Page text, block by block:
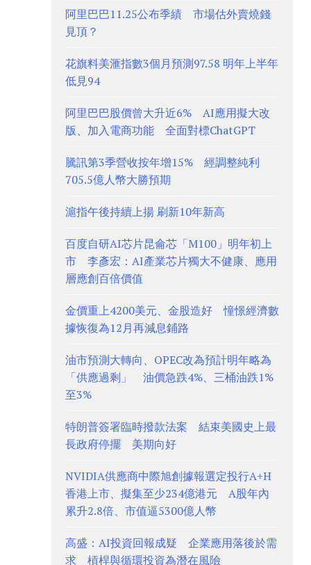
阿里巴巴11.25公布季績 市場估外賣燒錢
見頂？
花旗料美滙指數3個月預測97.58 明年上半年
低見94
阿里巴巴股價曾大升近6% AI應用擬大改
版、加入電商功能 全面對標ChatGPT
騰訊第3季營收按年增15% 經調整純利
705.5億人幣大勝預期
滬指午後持續上揚 刷新10年新高
百度自研AI芯片昆侖芯「M100」明年初上
市 李彥宏：AI產業芯片獨大不健康、應用
層應創百倍價值
金價重上4200美元、金股造好 憧憬經濟數
據恢復為12月再減息鋪路
油市預測大轉向、OPEC改為預計明年略為
「供應過剩」 油價急跌4%、三桶油跌1%
至3%
特朗普簽署臨時撥款法案 結束美國史上最
長政府停擺 美期向好
NVIDIA供應商中際旭創據報選定投行A+H
香港上市、擬集至少234億港元 A股年內
累升2.8倍、市值逼5300億人幣
高盛：AI投資回報成疑 企業應用落後於需
求 槓桿與循環投資為潛在風險